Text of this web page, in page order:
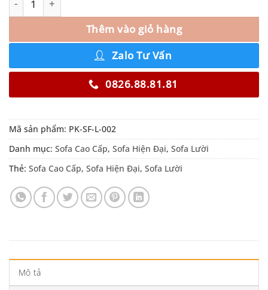
Thêm vào giỏ hàng
Zalo Tư Vấn
0826.88.81.81
Mã sản phẩm: PK-SF-L-002
Danh mục: Sofa Cao Cấp, Sofa Hiện Đại, Sofa Lười
Thẻ: Sofa Cao Cấp, Sofa Hiện Đại, Sofa Lười
Mô tả